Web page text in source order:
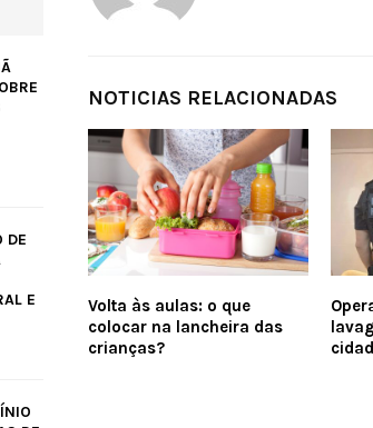
NOTICIAS RELACIONADAS
Volta às aulas: o que
colocar na lancheira das
crianças?
DE
E